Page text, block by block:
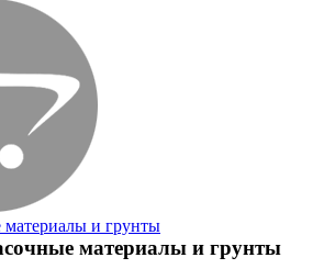
материалы и грунты
материалы и грунты